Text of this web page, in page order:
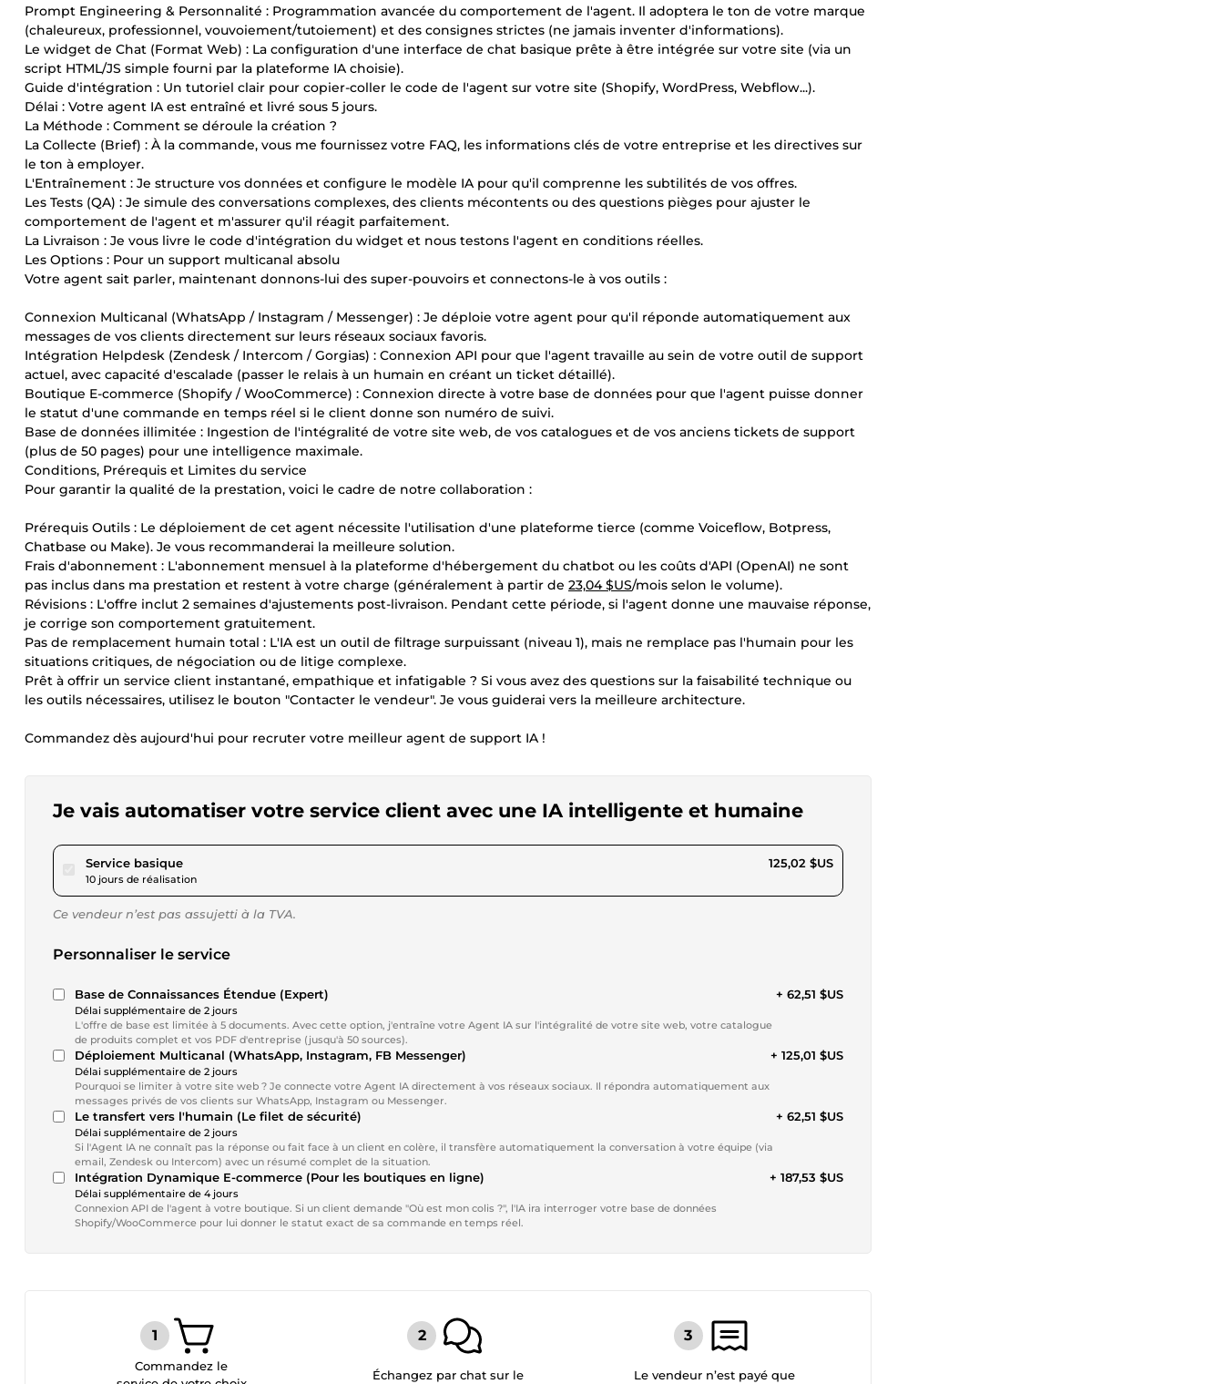
Prompt Engineering & Personnalité : Programmation avancée du comportement de l'agent. Il adoptera le ton de votre marque
(chaleureux, professionnel, vouvoiement/tutoiement) et des consignes strictes (ne jamais inventer d'informations).
Le widget de Chat (Format Web) : La configuration d'une interface de chat basique prête à être intégrée sur votre site (via un
script HTML/JS simple fourni par la plateforme IA choisie).
Guide d'intégration : Un tutoriel clair pour copier-coller le code de l'agent sur votre site (Shopify, WordPress, Webflow...).
Délai : Votre agent IA est entraîné et livré sous 5 jours.
La Méthode : Comment se déroule la création ?
La Collecte (Brief) : À la commande, vous me fournissez votre FAQ, les informations clés de votre entreprise et les directives sur
le ton à employer.
L'Entraînement : Je structure vos données et configure le modèle IA pour qu'il comprenne les subtilités de vos offres.
Les Tests (QA) : Je simule des conversations complexes, des clients mécontents ou des questions pièges pour ajuster le
comportement de l'agent et m'assurer qu'il réagit parfaitement.
La Livraison : Je vous livre le code d'intégration du widget et nous testons l'agent en conditions réelles.
Les Options : Pour un support multicanal absolu
Votre agent sait parler, maintenant donnons-lui des super-pouvoirs et connectons-le à vos outils :
Connexion Multicanal (WhatsApp / Instagram / Messenger) : Je déploie votre agent pour qu'il réponde automatiquement aux
messages de vos clients directement sur leurs réseaux sociaux favoris.
Intégration Helpdesk (Zendesk / Intercom / Gorgias) : Connexion API pour que l'agent travaille au sein de votre outil de support
actuel, avec capacité d'escalade (passer le relais à un humain en créant un ticket détaillé).
Boutique E-commerce (Shopify / WooCommerce) : Connexion directe à votre base de données pour que l'agent puisse donner
le statut d'une commande en temps réel si le client donne son numéro de suivi.
Base de données illimitée : Ingestion de l'intégralité de votre site web, de vos catalogues et de vos anciens tickets de support
(plus de 50 pages) pour une intelligence maximale.
Conditions, Prérequis et Limites du service
Pour garantir la qualité de la prestation, voici le cadre de notre collaboration :
Prérequis Outils : Le déploiement de cet agent nécessite l'utilisation d'une plateforme tierce (comme Voiceflow, Botpress,
Chatbase ou Make). Je vous recommanderai la meilleure solution.
Frais d'abonnement : L'abonnement mensuel à la plateforme d'hébergement du chatbot ou les coûts d'API (OpenAI) ne sont
pas inclus dans ma prestation et restent à votre charge (généralement à partir de 23,04 $US/mois selon le volume).
Révisions : L'offre inclut 2 semaines d'ajustements post-livraison. Pendant cette période, si l'agent donne une mauvaise réponse,
je corrige son comportement gratuitement.
Pas de remplacement humain total : L'IA est un outil de filtrage surpuissant (niveau 1), mais ne remplace pas l'humain pour les
situations critiques, de négociation ou de litige complexe.
Prêt à offrir un service client instantané, empathique et infatigable ? Si vous avez des questions sur la faisabilité technique ou
les outils nécessaires, utilisez le bouton "Contacter le vendeur". Je vous guiderai vers la meilleure architecture.
Commandez dès aujourd'hui pour recruter votre meilleur agent de support IA !
Je vais automatiser votre service client avec une IA intelligente et humaine
Service basiquepour 115,22 $US
10 jours de réalisation
125,02 $US
Ce vendeur n’est pas assujetti à la TVA.
Personnaliser le service
Base de Connaissances Étendue (Expert)
Délai supplémentaire de 2 jours
L'offre de base est limitée à 5 documents. Avec cette option, j'entraîne votre Agent IA sur l'intégralité de votre site web, votre catalogue
de produits complet et vos PDF d'entreprise (jusqu'à 50 sources).
+ 62,51 $US
Déploiement Multicanal (WhatsApp, Instagram, FB Messenger)
Délai supplémentaire de 2 jours
Pourquoi se limiter à votre site web ? Je connecte votre Agent IA directement à vos réseaux sociaux. Il répondra automatiquement aux
messages privés de vos clients sur WhatsApp, Instagram ou Messenger.
+ 125,01 $US
Le transfert vers l'humain (Le filet de sécurité)
Délai supplémentaire de 2 jours
Si l'Agent IA ne connaît pas la réponse ou fait face à un client en colère, il transfère automatiquement la conversation à votre équipe (via
email, Zendesk ou Intercom) avec un résumé complet de la situation.
+ 62,51 $US
Intégration Dynamique E-commerce (Pour les boutiques en ligne)
Délai supplémentaire de 4 jours
Connexion API de l'agent à votre boutique. Si un client demande "Où est mon colis ?", l'IA ira interroger votre base de données
Shopify/WooCommerce pour lui donner le statut exact de sa commande en temps réel.
+ 187,53 $US
Commandez le
Échangez par chat sur le
Le vendeur n’est payé que